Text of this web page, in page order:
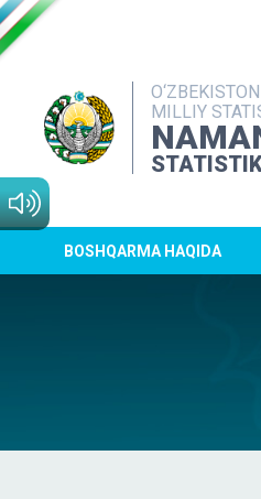
MILLIY
BOSHQARMA HAQIDA